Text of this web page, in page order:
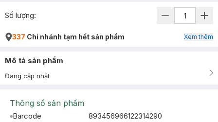
Số lượng:
337 Chi nhánh tạm hết sản phẩm Xem thêm
Mô tả sản phẩm
Đang cập nhật
Thông số sản phẩm
Barcode
893456966122314290